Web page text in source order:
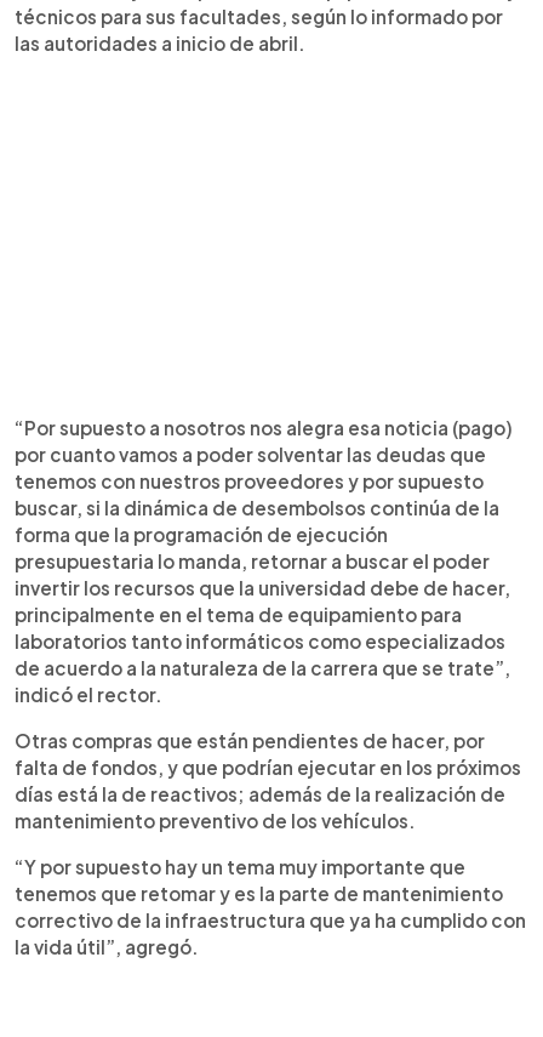
técnicos para sus facultades, según lo informado por
las autoridades a inicio de abril.
“Por supuesto a nosotros nos alegra esa noticia (pago)
por cuanto vamos a poder solventar las deudas que
tenemos con nuestros proveedores y por supuesto
buscar, si la dinámica de desembolsos continúa de la
forma que la programación de ejecución
presupuestaria lo manda, retornar a buscar el poder
invertir los recursos que la universidad debe de hacer,
principalmente en el tema de equipamiento para
laboratorios tanto informáticos como especializados
de acuerdo a la naturaleza de la carrera que se trate”,
indicó el rector.
Otras compras que están pendientes de hacer, por
falta de fondos, y que podrían ejecutar en los próximos
días está la de reactivos; además de la realización de
mantenimiento preventivo de los vehículos.
“Y por supuesto hay un tema muy importante que
tenemos que retomar y es la parte de mantenimiento
correctivo de la infraestructura que ya ha cumplido con
la vida útil”, agregó.